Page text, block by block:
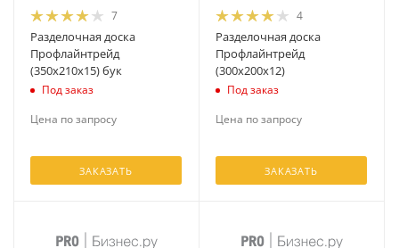
7
Разделочная доска
Профлайнтрейд
(350х210х15) бук
Под заказ
Цена по запросу
ЗАКАЗАТЬ
4
Разделочная доска
Профлайнтрейд
(300х200х12)
Под заказ
Цена по запросу
ЗАКАЗАТЬ